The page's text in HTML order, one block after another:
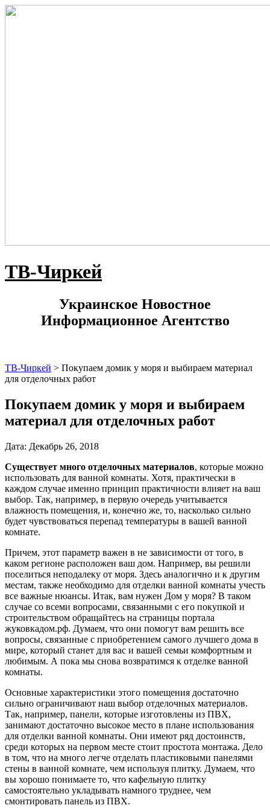
ТВ-Чиркей
Украинское Новостное
Информационное Агентство
ТВ-Чиркей > Покупаем домик у моря и выбираем материал
для отделочных работ
Покупаем домик у моря и выбираем
материал для отделочных работ
Дата: Декабрь 26, 2018
Существует много отделочных материалов, которые можно
использовать для ванной комнаты. Хотя, практически в
каждом случае именно принцип практичности влияет на ваш
выбор. Так, например, в первую очередь учитывается
влажность помещения, и, конечно же, то, насколько сильно
будет чувствоваться перепад температуры в вашей ванной
комнате.
Причем, этот параметр важен в не зависимости от того, в
каком регионе расположен ваш дом. Например, вы решили
поселиться неподалеку от моря. Здесь аналогично и к другим
местам, также необходимо для отделки ванной комнаты учесть
все важные нюансы. Итак, вам нужен Дом у моря? В таком
случае со всеми вопросами, связанными с его покупкой и
строительством обращайтесь на страницы портала
жуковкадом.рф. Думаем, что они помогут вам решить все
вопросы, связанные с приобретением самого лучшего дома в
мире, который станет для вас и вашей семьи комфортным и
любимым. А пока мы снова возвратимся к отделке ванной
комнаты.
Основные характеристики этого помещения достаточно
сильно ограничивают наш выбор отделочных материалов.
Так, например, панели, которые изготовлены из ПВХ,
занимают достаточно высокое место в плане использования
для отделки ванной комнаты. Они имеют ряд достоинств,
среди которых на первом месте стоит простота монтажа. Дело
в том, что на много легче отделать пластиковыми панелями
стены в ванной комнате, чем используя плитку. Думаем, что
вы хорошо понимаете то, что кафельную плитку
самостоятельно укладывать намного труднее, чем
смонтировать панель из ПВХ.